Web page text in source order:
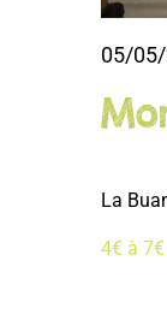
05/
La
4€ à 7€